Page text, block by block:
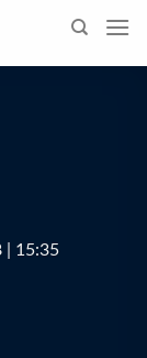
| 15:35